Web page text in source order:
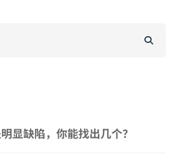
显缺陷，你能找出几个？